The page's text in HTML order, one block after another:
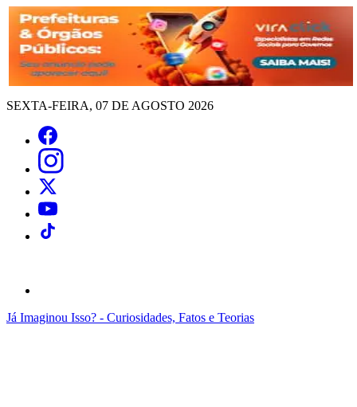
SEXTA-FEIRA, 07 DE AGOSTO 2026
Já Imaginou Isso? - Curiosidades, Fatos e Teorias